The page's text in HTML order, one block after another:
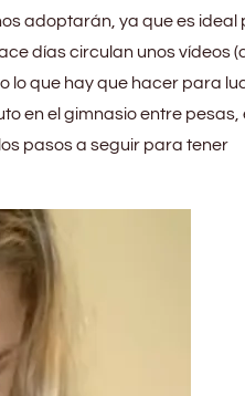
adoptarán, ya que es ideal
días circulan unos vídeos
lo que hay que hacer para
en el gimnasio entre pesas,
pasos a seguir para tener